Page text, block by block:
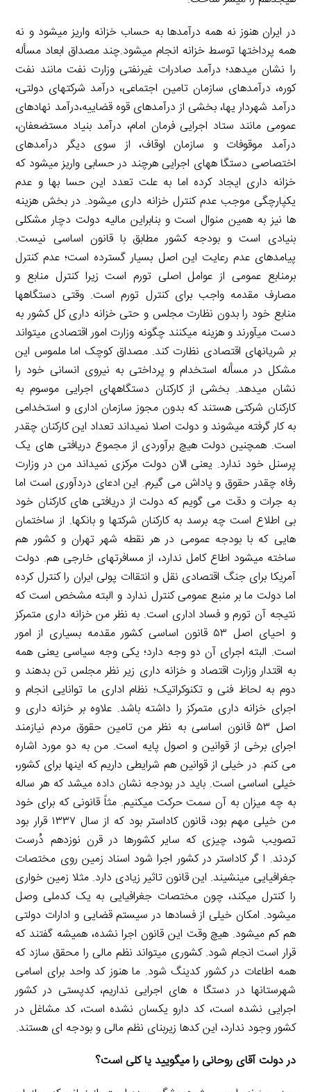
در ایران هنوز نه همه درآمدها به حساب خزانه واریز میشود و نه
همه پرداختها توسط خزانه انجام میشود.چند مصداق ابعاد مسأله
را نشان میدهد؛ درآمد صادرات غیرنفتی وزارت نفت مانند نفت
کوره، درآمدهای سازمان تامین اجتماعی، درآمد شرکتهای دولتی،
درآمد شهردار یها، بخشی از درآمدهای قوه قضاییه،درآمد نهادهای
عمومی مانند ستاد اجرایی فرمان امام، درآمد بنیاد مستضعفان،
درآمد موقوفات و سازمان اوقاف، از سوی دیگر درآمدهای
اختصاصی دستگا ههای اجرایی هرچند در حسابی واریز میشود که
خزانه داری ایجاد کرده اما به علت تعدد این حسا بها و عدم
یکپارچگی موجب عدم کنترل خزانه داری میشود. در بخش هزینه
ها نیز به همین منوال است و بنابراین مالیه دولت دچار مشکلی
بنیادی است و بودجه کشور مطابق با قانون اساسی نیست.
پیامدهای عدم رعایت این اصل بسیار گسترده است؛ عدم کنترل
برمنابع عمومی از عوامل اصلی تورم است زیرا کنترل منابع و
مصارف مقدمه واجب برای کنترل تورم است. وقتی دستگاهها
منابع خود را بدون نظارت مجلس و حتی خزانه داری کل کشور به
دست میآورند و هزینه میکنند چگونه وزارت امور اقتصادی میتواند
بر شریانهای اقتصادی نظارت کند. مصداق کوچک اما ملموس این
مشکل در مسأله استخدام و پرداختی به نیروی انسانی خود را
نشان میدهد. بخشی از کارکنان دستگاههای اجرایی موسوم به
کارکنان شرکتی هستند که بدون مجوز سازمان اداری و استخدامی
به کار گرفته میشوند و دولت اصلا نمیداند تعداد این کارکنان چقدر
است. همچنین دولت هیچ برآوردی از مجموع دریافتی های یک
پرسنل خود ندارد. یعنی الان دولت مرکزی نمیداند من در وزارت
رفاه چقدر حقوق و پاداش می گیرم. این ادعای دردآوری است اما
به جرات و دقت می گویم که دولت از دریافتی های کارکنان خود
بی اطلاع است چه برسد به کارکنان شرکتها و بانکها. از ساختمان
هایی که با بودجه عمومی در هر نقطه شهر تهران و کشور هم
ساخته میشود اطاع کامل ندارد، از مسافرتهای خارجی هم. دولت
آمریکا برای جنگ اقتصادی نقل و انتقاات پولی ایران را کنترل کرده
اما دولت ما بر منبع عمومی کنترل ندارد و البته مشخص است که
نتیجه آن تورم و فساد اداری است. به نظر من خزانه داری متمرکز
و احیای اصل ۵۳ قانون اساسی کشور مقدمه بسیاری از امور
است. البته اجرای آن دو وجه دارد؛ یکی وجه سیاسی یعنی همه
به اقتدار وزارت اقتصاد و خزانه داری زیر نظر مجلس تن بدهند و
دوم به لحاظ فنی و تکنوکراتیک؛ نظام اداری ما توانایی انجام و
اجرای خزانه داری متمرکز را داشته باشد. علاوه بر خزانه داری و
اصل ۵۳ قانون اساسی به نظر من تامین حقوق مردم نیازمند
اجرای برخی از قوانین و اصول پایه است. من به دو مورد اشاره
می کنم. در خیلی از قوانین هم شرایطی داریم که اینها برای کشور،
خیلی اساسی است. باید در بودجه نشان داده میشد که هر ساله
به چه میزان به آن سمت حرکت میکنیم. مثاً قانونی که برای خود
من خیلی مهم بود، قانون کاداستر بود که از سال ۱۳۳۷ قرار بود
تصویب شود، چیزی که سایر کشورها در قرن نوزدهم دُرست
کردند. ا گر کاداستر در کشور اجرا شود اسناد زمین روی مختصات
جغرافیایی مینشیند. این قانون تاثیر زیادی دارد. مثلا زمین خواری
را کنترل میکند، چون مختصات جغرافیایی به یک کدملی وصل
میشود. امکان خیلی از فسادها در سیستم قضایی و ادارات دولتی
هم کم میشود. هیچ وقت این قانون اجرا نشده، همیشه گفتند که
قرار است انجام شود. کشوری میتواند نظم مالی را محقق سازد که
همه اطاعات در کشور کدینگ شود. ما هنوز کد واحد برای اسامی
شهرستانها در دستگا ه های اجرایی نداریم، کدپستی در کشور
اجرایی نشده است، کد دارو یکسان نشده است، کد مشاغل در
کشور وجود ندارد، این کدها زیربنای نظم مالی و بودجه ای هستند.
در دولت آقای روحانی را میگویید یا کلی است؟